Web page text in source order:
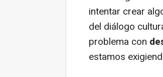
intentar crear
del diálogo
problema con
estamos